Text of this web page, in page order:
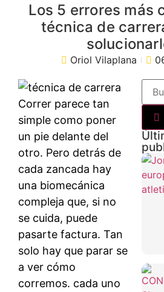
Los 5 errores más
técnica de
Oriol Vilaplana
Correr parece tan
simple como poner
un pie delante del
otro. Pero detrás de
cada zancada hay
una biomecánica
compleja que, si no
se cuida, puede
pasarte factura. Tan
solo hay que parar se
a ver cómo
corremos. cada uno